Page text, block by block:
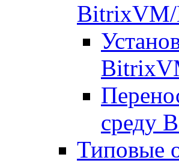
среду
Типовые